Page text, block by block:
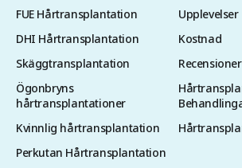
FUE Hårtransplantation
DHI Hårtransplantation
Skäggtransplantation
Ögonbryns
hårtransplantationer
Kvinnlig hårtransplantation
Perkutan Hårtransplantation
Upplevelser
Kostnad
Recensioner